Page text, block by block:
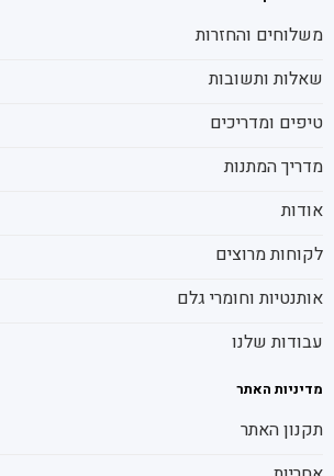
משלוחים והחזרות
שאלות ותשובות
טיפים ומדריכים
מדריך המתנות
אודות
לקוחות מרוצים
אותנטיות וחומרי גלם
עבודות שלנו
מדיניות האתר
תקנון האתר